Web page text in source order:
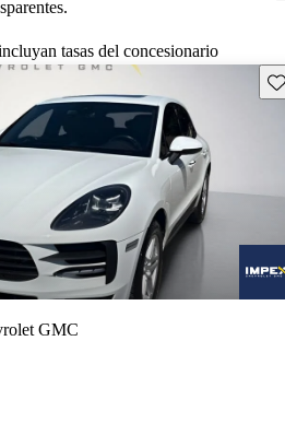
tasas del concesionario
GMC